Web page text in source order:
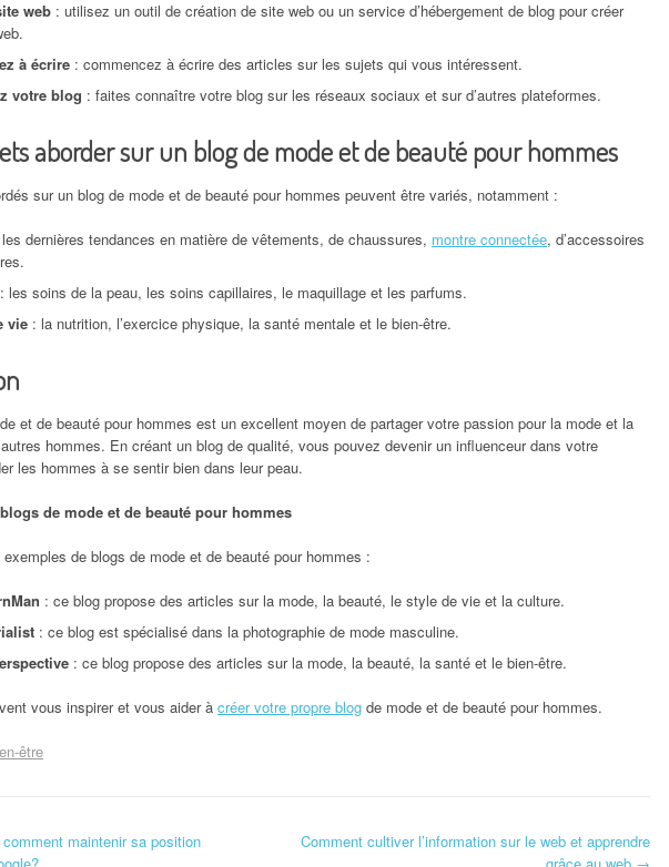
web : utilisez un outil de création de site web ou un service d’hébergement de blog pour créer
à écrire : commencez à écrire des articles sur les sujets qui vous intéressent.
votre blog : faites connaître votre blog sur les réseaux sociaux et sur d’autres plateformes.
aborder sur un blog de mode et de beauté pour hommes
sur un blog de mode et de beauté pour hommes peuvent être variés, notamment :
dernières tendances en matière de vêtements, de chaussures, montre connectée, d’accessoires
: les soins de la peau, les soins capillaires, le maquillage et les parfums.
vie : la nutrition, l’exercice physique, la santé mentale et le bien-être.
et de beauté pour hommes est un excellent moyen de partager votre passion pour la mode et la
hommes. En créant un blog de qualité, vous pouvez devenir un influenceur dans votre
les hommes à se sentir bien dans leur peau.
de mode et de beauté pour hommes
de blogs de mode et de beauté pour hommes :
: ce blog propose des articles sur la mode, la beauté, le style de vie et la culture.
: ce blog est spécialisé dans la photographie de mode masculine.
: ce blog propose des articles sur la mode, la beauté, la santé et le bien-être.
vous inspirer et vous aider à créer votre propre blog de mode et de beauté pour hommes.
être
maintenir sa position
Comment cultiver l’information sur le web et apprendre
grâce au web →